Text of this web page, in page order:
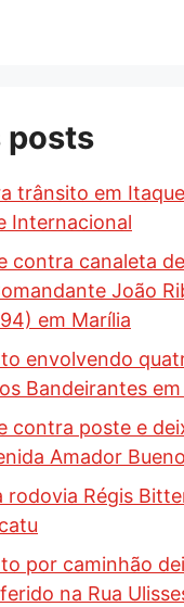
posts
trânsito em
Internacional
contra canaleta
João
em Marília
envolvendo
Bandeirantes em
contra poste e
Amador
rodovia Régis
por caminhão
na Rua